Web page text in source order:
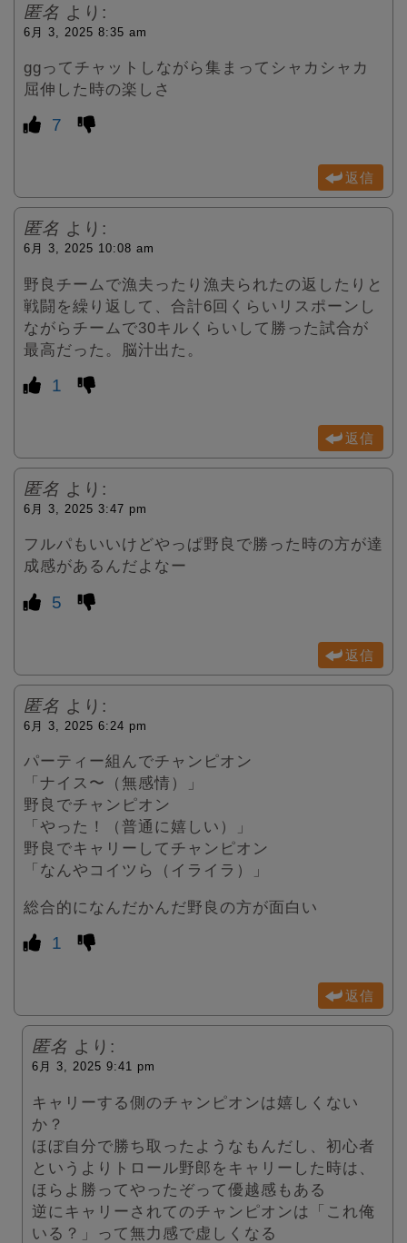
匿名 より:
6月 3, 2025 8:35 am
ggってチャットしながら集まってシャカシャカ
屈伸した時の楽しさ
7
返信
匿名 より:
6月 3, 2025 10:08 am
野良チームで漁夫ったり漁夫られたの返したりと
戦闘を繰り返して、合計6回くらいリスポーンし
ながらチームで30キルくらいして勝った試合が
最高だった。脳汁出た。
1
返信
匿名 より:
6月 3, 2025 3:47 pm
フルパもいいけどやっぱ野良で勝った時の方が達
成感があるんだよなー
5
返信
匿名 より:
6月 3, 2025 6:24 pm
パーティー組んでチャンピオン
「ナイス〜（無感情）」
野良でチャンピオン
「やった！（普通に嬉しい）」
野良でキャリーしてチャンピオン
「なんやコイツら（イライラ）」
総合的になんだかんだ野良の方が面白い
1
返信
匿名 より:
6月 3, 2025 9:41 pm
キャリーする側のチャンピオンは嬉しくない
か？
ほぼ自分で勝ち取ったようなもんだし、初心者
というよりトロール野郎をキャリーした時は、
ほらよ勝ってやったぞって優越感もある
逆にキャリーされてのチャンピオンは「これ俺
いる？」って無力感で虚しくなる